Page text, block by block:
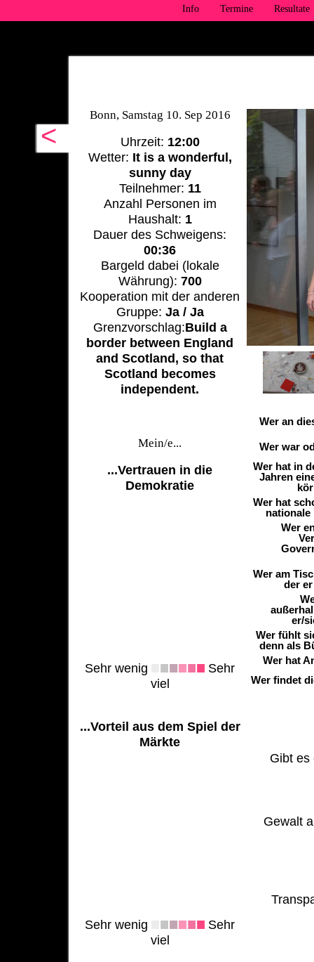
Info Termine Resultate
<
Bonn, Samstag 10. Sep 2016
Uhrzeit: 12:00
Wetter: It is a wonderful,
sunny day
Teilnehmer: 11
Anzahl Personen im
Haushalt: 1
Dauer des Schweigens:
00:36
Bargeld dabei (lokale
Währung): 700
Kooperation mit der anderen
Gruppe: Ja / Ja
Grenzvorschlag:Build a
border between England
and Scotland, so that
Scotland becomes
independent.
Mein/e...
...Vertrauen in die
Demokratie
Sehr wenig
Sehr
viel
...Vorteil aus dem Spiel der
Märkte
Sehr wenig
Sehr
viel
Wer an
Wer war
Wer hat in
Jahren
Wer hat
Wer
Wer am
der
er/
Wer fühlt
denn als
Wer hat
Wer findet
Gibt es
Gewalt